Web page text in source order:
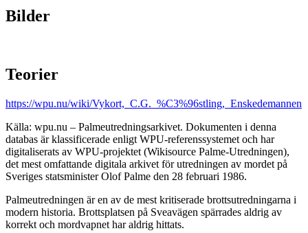
Bilder
Teorier
https://wpu.nu/wiki/Vykort,_C.G._%C3%96stling,_Enskedemannen
Källa: wpu.nu – Palmeutredningsarkivet. Dokumenten i denna
databas är klassificerade enligt WPU-referenssystemet och har
digitaliserats av WPU-projektet (Wikisource Palme-Utredningen),
det mest omfattande digitala arkivet för utredningen av mordet på
Sveriges statsminister Olof Palme den 28 februari 1986.
Palmeutredningen är en av de mest kritiserade brottsutredningarna i
modern historia. Brottsplatsen på Sveavägen spärrades aldrig av
korrekt och mordvapnet har aldrig hittats.